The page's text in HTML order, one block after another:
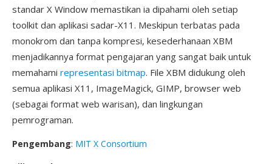
standar X Window memastikan ia dipahami oleh setiap
toolkit dan aplikasi sadar-X11. Meskipun terbatas pada
monokrom dan tanpa kompresi, kesederhanaan XBM
menjadikannya format pengajaran yang sangat baik untuk
memahami representasi bitmap. File XBM didukung oleh
semua aplikasi X11, ImageMagick, GIMP, browser web
(sebagai format web warisan), dan lingkungan
pemrograman.
Pengembang: MIT X Consortium